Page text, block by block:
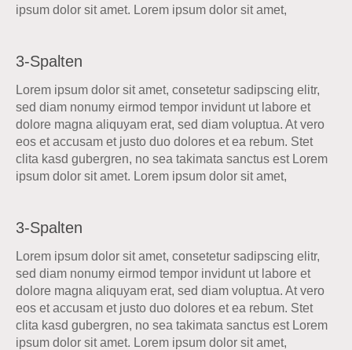
ipsum dolor sit amet. Lorem ipsum dolor sit amet,
3-Spalten
Lorem ipsum dolor sit amet, consetetur sadipscing elitr,
sed diam nonumy eirmod tempor invidunt ut labore et
dolore magna aliquyam erat, sed diam voluptua. At vero
eos et accusam et justo duo dolores et ea rebum. Stet
clita kasd gubergren, no sea takimata sanctus est Lorem
ipsum dolor sit amet. Lorem ipsum dolor sit amet,
3-Spalten
Lorem ipsum dolor sit amet, consetetur sadipscing elitr,
sed diam nonumy eirmod tempor invidunt ut labore et
dolore magna aliquyam erat, sed diam voluptua. At vero
eos et accusam et justo duo dolores et ea rebum. Stet
clita kasd gubergren, no sea takimata sanctus est Lorem
ipsum dolor sit amet. Lorem ipsum dolor sit amet,